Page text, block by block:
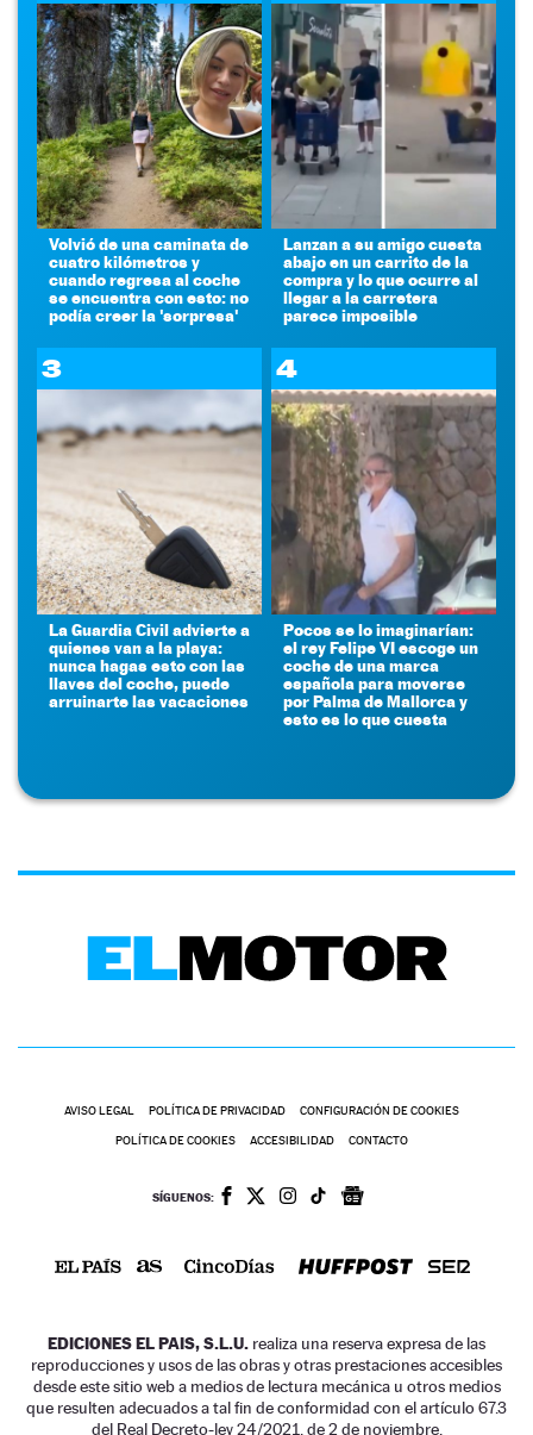
Volvió de una caminata de
cuatro kilómetros y
cuando regresa al coche
se encuentra con esto: no
podía creer la 'sorpresa'
Lanzan a su amigo cuesta
abajo en un carrito de la
compra y lo que ocurre al
llegar a la carretera
parece imposible
3
La Guardia Civil advierte a
quienes van a la playa:
nunca hagas esto con las
llaves del coche, puede
arruinarte las vacaciones
4
Pocos se lo imaginarían:
el rey Felipe VI escoge un
coche de una marca
española para moverse
por Palma de Mallorca y
esto es lo que cuesta
AVISO LEGAL POLÍTICA DE PRIVACIDAD CONFIGURACIÓN DE COOKIES
POLÍTICA DE COOKIES ACCESIBILIDAD CONTACTO
SÍGUENOS:
EDICIONES EL PAIS, S.L.U. realiza una reserva expresa de las
reproducciones y usos de las obras y otras prestaciones accesibles
desde este sitio web a medios de lectura mecánica u otros medios
que resulten adecuados a tal fin de conformidad con el artículo 67.3
del Real Decreto-ley 24/2021, de 2 de noviembre.